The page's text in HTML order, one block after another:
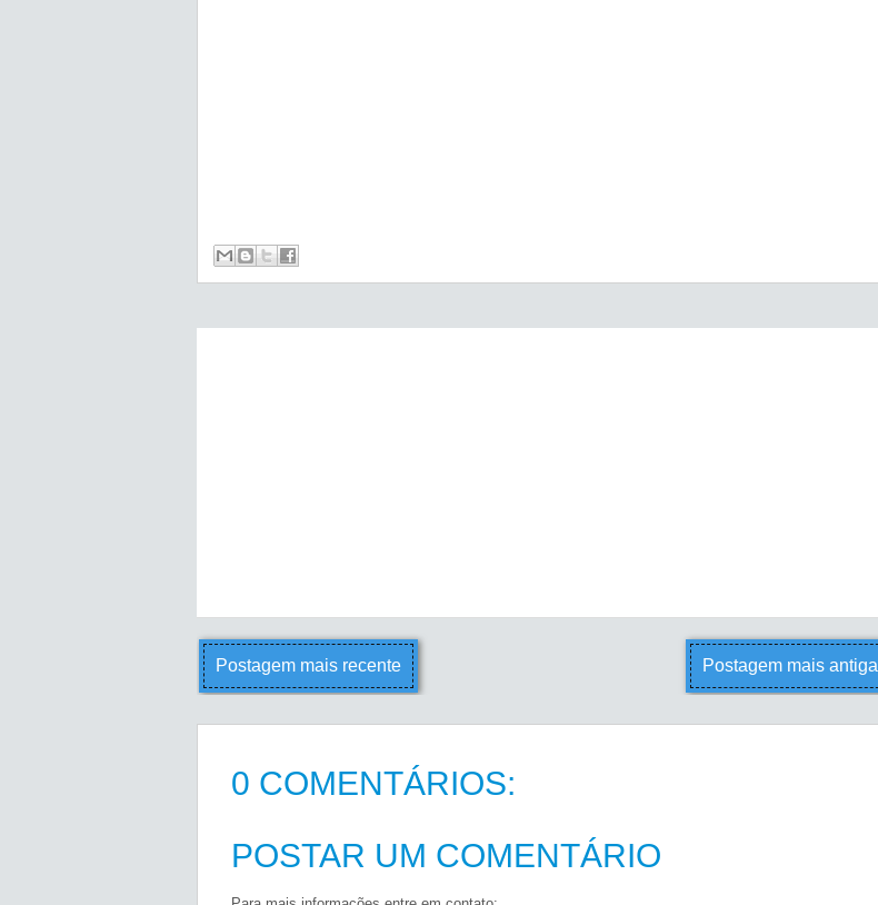
Postagem mais recente Postagem mais antiga
0 COMENTÁRIOS:
POSTAR UM COMENTÁRIO